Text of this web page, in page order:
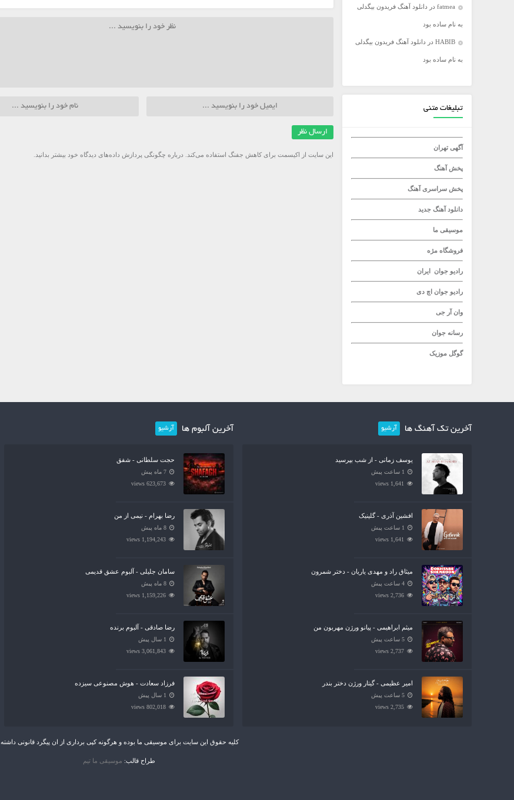
میثم ابراهیمی
میلاد راستاد
fatmea در دانلود آهنگ فریدون بیگدلی
به نام ساده بود
HABIB در دانلود آهنگ فریدون بیگدلی
به نام ساده بود
تبلیغات متنی
آگهی تهران
پخش آهنگ
پخش سراسری آهنگ
دانلود آهنگ جدید
موسیقی ما
فروشگاه مژه
رادیو جوان ایران
رادیو جوان اچ دی
وان آر جی
رسانه جوان
گوگل موزیک
این سایت از اکیسمت برای کاهش جفنگ استفاده می‌کند. درباره چگونگی پردازش داده‌های دیدگاه خود بیشتر بدانید.
آخرین تک آهنگ ها آرشیو
یوسف زمانی - از شب بپرسید
1 ساعت پیش
1,641 views
افشین آذری - گلینیک
1 ساعت پیش
1,641 views
میثاق راد و مهدی یاریان - دختر شمرون
4 ساعت پیش
2,736 views
میثم ابراهیمی - پیانو ورژن مهربون من
5 ساعت پیش
2,737 views
امیر عظیمی - گیتار ورژن دختر بندر
5 ساعت پیش
2,735 views
آخرین آلبوم ها آرشیو
حجت سلطانی - شفق
7 ماه پیش
623,673 views
رضا بهرام - نیمی از من
8 ماه پیش
1,194,243 views
سامان جلیلی - آلبوم عشق قدیمی
8 ماه پیش
1,159,226 views
رضا صادقی - آلبوم برنده
1 سال پیش
3,061,843 views
فرزاد سعادت - هوش مصنوعی سیزده
1 سال پیش
802,018 views
کلیه حقوق این سایت برای موسیقی ما بوده و هرگونه کپی برداری از ان پیگرد قانونی داشته.
طراح قالب: موسیقی ما تیم